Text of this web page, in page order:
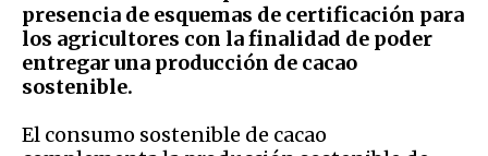
presencia de esquemas de certificación para
los agricultores con la finalidad de poder
entregar una producción de cacao
sostenible.
El consumo sostenible de cacao